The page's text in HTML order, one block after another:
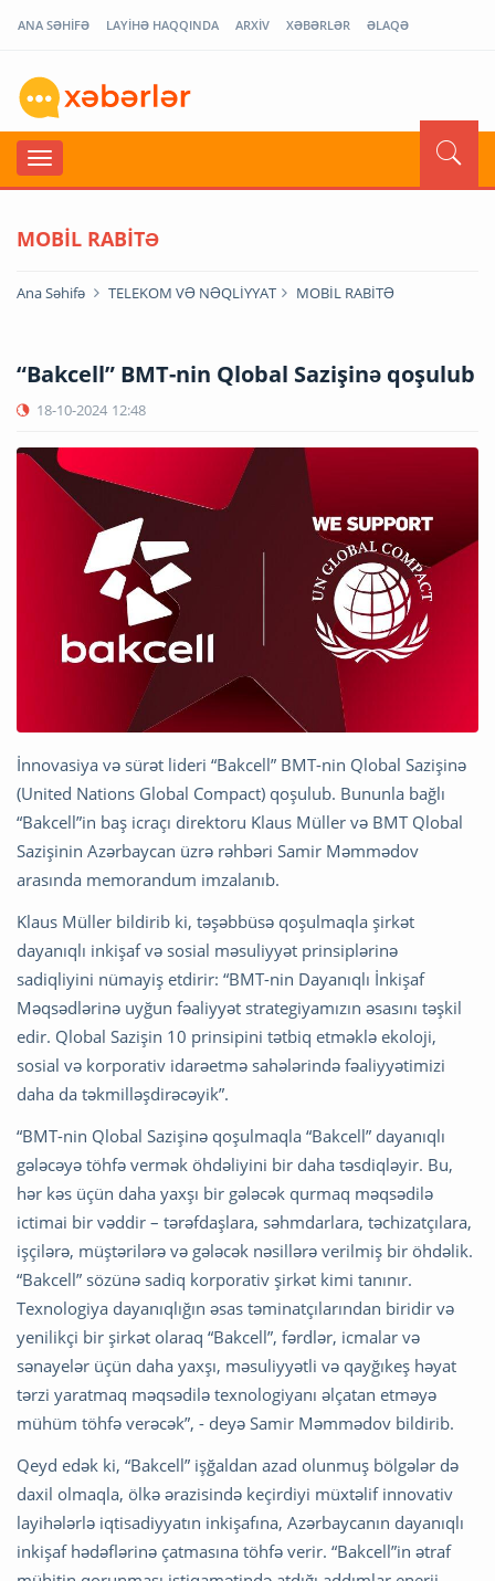
ANA SƏHİFƏ LAYİHƏ HAQQINDA ARXİV XƏBƏRLƏR ƏLAQƏ
MOBİL RABİTƏ
Ana Səhifə TELEKOM VƏ NƏQLİYYAT MOBİL RABİTƏ
“Bakcell” BMT-nin Qlobal Sazişinə qoşulub
18-10-2024 12:48
İnnovasiya və sürət lideri “Bakcell” BMT-nin Qlobal Sazişinə
(United Nations Global Compact) qoşulub. Bununla bağlı
“Bakcell”in baş icraçı direktoru Klaus Müller və BMT Qlobal
Sazişinin Azərbaycan üzrə rəhbəri Samir Məmmədov
arasında memorandum imzalanıb.
Klaus Müller bildirib ki, təşəbbüsə qoşulmaqla şirkət
dayanıqlı inkişaf və sosial məsuliyyət prinsiplərinə
sadiqliyini nümayiş etdirir: “BMT-nin Dayanıqlı İnkişaf
Məqsədlərinə uyğun fəaliyyət strategiyamızın əsasını təşkil
edir. Qlobal Sazişin 10 prinsipini tətbiq etməklə ekoloji,
sosial və korporativ idarəetmə sahələrində fəaliyyətimizi
daha da təkmilləşdirəcəyik”.
“BMT-nin Qlobal Sazişinə qoşulmaqla “Bakcell” dayanıqlı
gələcəyə töhfə vermək öhdəliyini bir daha təsdiqləyir. Bu,
hər kəs üçün daha yaxşı bir gələcək qurmaq məqsədilə
ictimai bir vəddir – tərəfdaşlara, səhmdarlara, təchizatçılara,
işçilərə, müştərilərə və gələcək nəsillərə verilmiş bir öhdəlik.
“Bakcell” sözünə sadiq korporativ şirkət kimi tanınır.
Texnologiya dayanıqlığın əsas təminatçılarından biridir və
yenilikçi bir şirkət olaraq “Bakcell”, fərdlər, icmalar və
sənayelər üçün daha yaxşı, məsuliyyətli və qayğıkeş həyat
tərzi yaratmaq məqsədilə texnologiyanı əlçatan etməyə
mühüm töhfə verəcək”, - deyə Samir Məmmədov bildirib.
Qeyd edək ki, “Bakcell” işğaldan azad olunmuş bölgələr də
daxil olmaqla, ölkə ərazisində keçirdiyi müxtəlif innovativ
layihələrlə iqtisadiyyatın inkişafına, Azərbaycanın dayanıqlı
inkişaf hədəflərinə çatmasına töhfə verir. “Bakcell”in ətraf